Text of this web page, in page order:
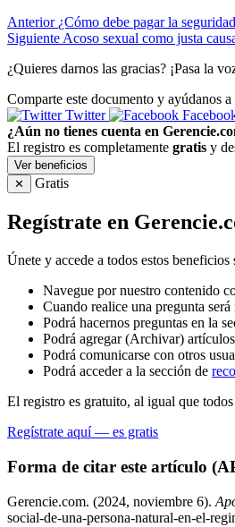
Anterior ¿Cómo debe pagar la
Siguiente Acoso sexual como justa
¿Quieres darnos las gracias? ¡Pasa la
Comparte este documento y ayúdanos a
Twitter
¿Aún no tienes cuenta en
El registro es completamente gratis y
Ver beneficios
✕
Gratis
Regístrate en
Únete y accede a todos estos beneficios
Navegue por nuestro contenido
Cuando realice una pregunta
Podrá hacernos preguntas en la
Podrá agregar (Archivar)
Podrá comunicarse con otros
Podrá acceder a la sección de
El registro es gratuito, al igual que
Regístrate aquí — es gratis
Forma de citar este artículo
Gerencie.com. (2024, noviembre 6).
social-de-una-persona-natural-en-el-